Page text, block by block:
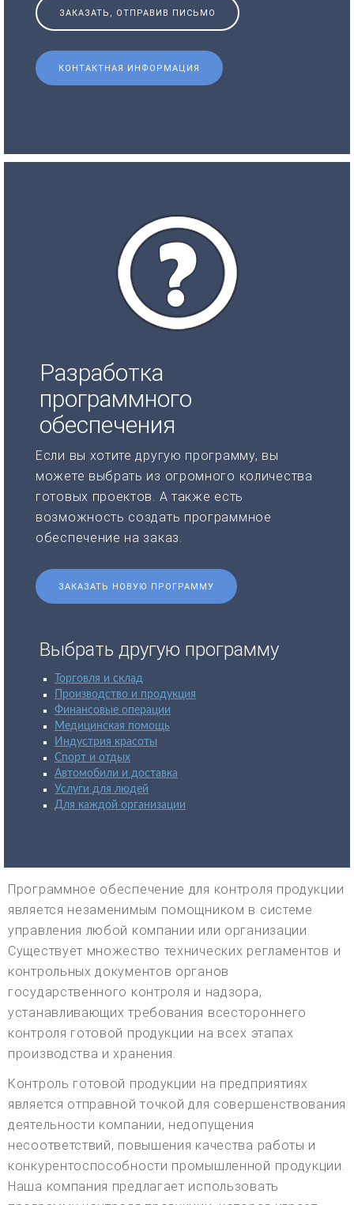
ЗАКАЗАТЬ, ОТПРАВИВ ПИСЬМО
КОНТАКТНАЯ ИНФОРМАЦИЯ
Разработка
программного
обеспечения
Если вы хотите другую программу, вы
можете выбрать из огромного количества
готовых проектов. А также есть
возможность создать программное
обеспечение на заказ.
ЗАКАЗАТЬ НОВУЮ ПРОГРАММУ
Выбрать другую программу
Торговля и склад
Производство и продукция
Финансовые операции
Медицинская помощь
Индустрия красоты
Спорт и отдых
Автомобили и доставка
Услуги для людей
Для каждой организации
Программное обеспечение для контроля продукции
является незаменимым помощником в системе
управления любой компании или организации.
Существует множество технических регламентов и
контрольных документов органов
государственного контроля и надзора,
устанавливающих требования всестороннего
контроля готовой продукции на всех этапах
производства и хранения.
Контроль готовой продукции на предприятиях
является отправной точкой для совершенствования
деятельности компании, недопущения
несоответствий, повышения качества работы и
конкурентоспособности промышленной продукции.
Наша компания предлагает использовать